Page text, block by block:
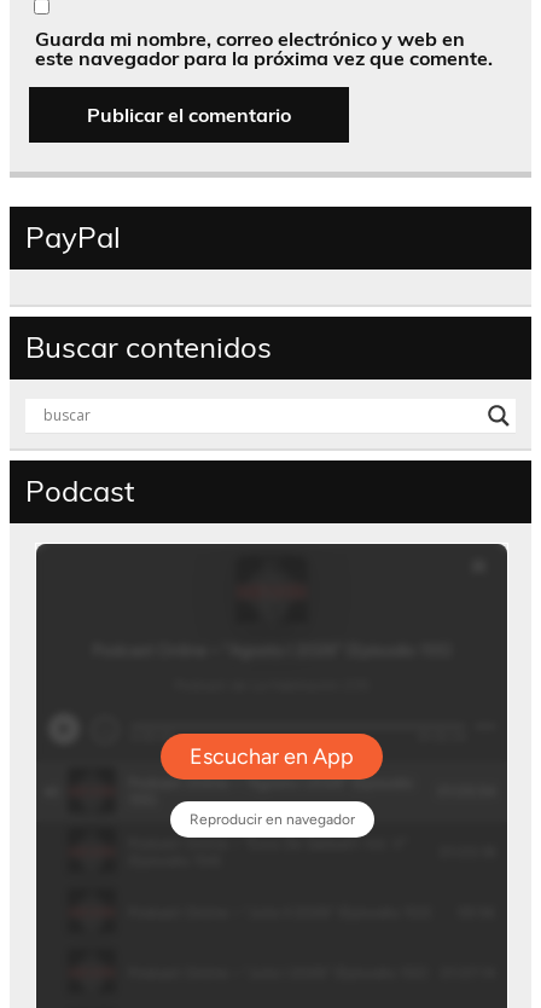
Guarda mi nombre, correo electrónico y web en
este navegador para la próxima vez que comente.
PayPal
Buscar contenidos
Podcast